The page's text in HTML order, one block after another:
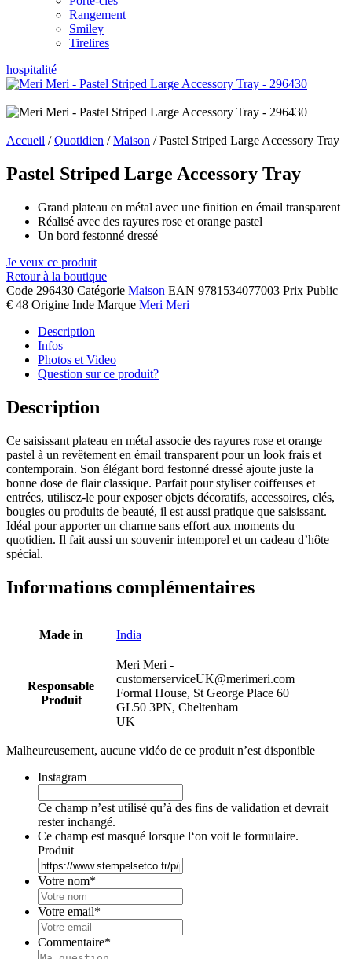
Rangement
Smiley
Tirelires
hospitalité
Accueil /Quotidien /Maison / Pastel Striped Large Accessory Tray
Pastel Striped Large Accessory Tray
Grand plateau en métal avec une finition en émail transparent
Réalisé avec des rayures rose et orange pastel
Un bord festonné dressé
Je veux ce produit
Retour à la boutique
Code 296430 Catégorie Maison EAN 9781534077003 Prix Public
€ 48 Origine Inde Marque Meri Meri
Description
Infos
Photos et Video
Question sur ce produit?
Description
Ce saisissant plateau en métal associe des rayures rose et orange
pastel à un revêtement en émail transparent pour un look frais et
contemporain. Son élégant bord festonné dressé ajoute juste la
bonne dose de flair classique. Parfait pour styliser coiffeuses et
entrées, utilisez-le pour exposer objets décoratifs, accessoires, clés,
bougies ou produits de beauté, il est aussi pratique que saisissant.
Idéal pour apporter un charme sans effort aux moments du
quotidien. Il fait aussi un souvenir intemporel et un cadeau d’hôte
spécial.
Informations complémentaires
Made in India
Responsable
Produit
Meri Meri -
customerserviceUK@merimeri.com
Formal House, St George Place 60
GL50 3PN, Cheltenham
UK
Malheureusement, aucune vidéo de ce produit n’est disponible
Instagram
Ce champ n’est utilisé qu’à des fins de validation et devrait
rester inchangé.
Ce champ est masqué lorsque l‘on voit le formulaire.
Produit
Votre nom*
Votre email*
Commentaire*